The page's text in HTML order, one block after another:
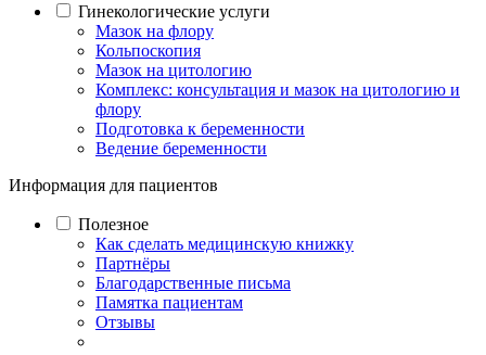
Гинекологические услуги
Мазок на флору
Кольпоскопия
Мазок на цитологию
Комплекс: консультация и мазок на цитологию и
флору
Подготовка к беременности
Ведение беременности
Информация для пациентов
Полезное
Как сделать медицинскую книжку
Партнёры
Благодарственные письма
Памятка пациентам
Отзывы